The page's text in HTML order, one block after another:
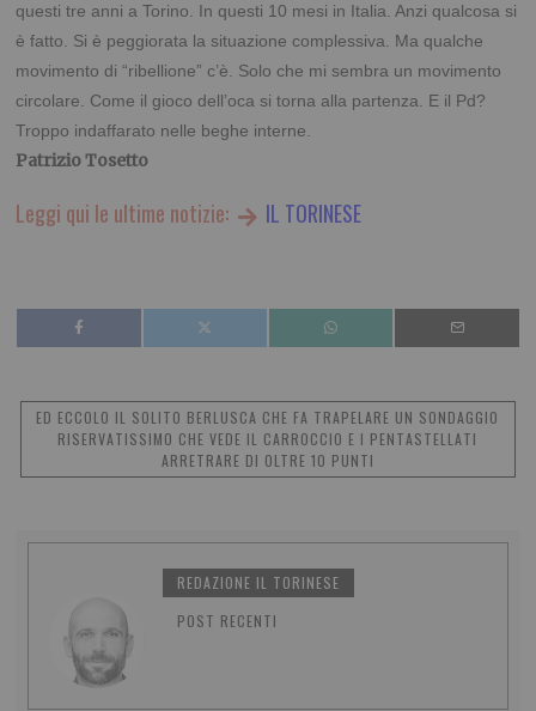
questi tre anni a Torino. In questi 10 mesi in Italia. Anzi qualcosa si
è fatto. Si è peggiorata la situazione complessiva. Ma qualche
movimento di “ribellione” c’è. Solo che mi sembra un movimento
circolare. Come il gioco dell’oca si torna alla partenza. E il Pd?
Troppo indaffarato nelle beghe interne.
Patrizio Tosetto
Leggi qui le ultime notizie: IL TORINESE
ED ECCOLO IL SOLITO BERLUSCA CHE FA TRAPELARE UN SONDAGGIO
RISERVATISSIMO CHE VEDE IL CARROCCIO E I PENTASTELLATI
ARRETRARE DI OLTRE 10 PUNTI
REDAZIONE IL TORINESE
POST RECENTI